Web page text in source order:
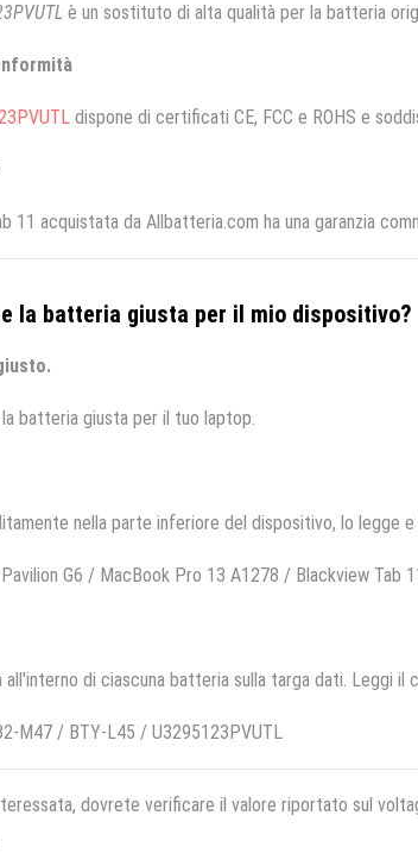
è un sostituto di alta qualità per la batteria
dispone di certificati CE, FCC e ROHS e
11 acquistata da Allbatteria.com ha una garanzia
la batteria giusta per il mio dispositivo?
batteria giusta per il tuo laptop.
nella parte inferiore del dispositivo, lo legge
G6 / MacBook Pro 13 A1278 / Blackview Tab
all'interno di ciascuna batteria sulla targa dati. Leggi
M47 / BTY-L45 / U3295123PVUTL
dovrete verificare il valore riportato sul